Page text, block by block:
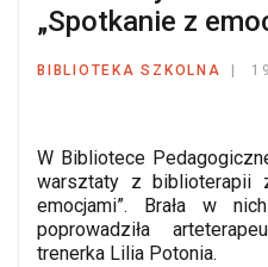
„Spotkanie z
BIBLIOTEKA SZKOLNA
W Bibliotece
warsztaty z biblioterapii
emocjami”. Brała w
poprowadziła
trenerka Lilia Potonia.